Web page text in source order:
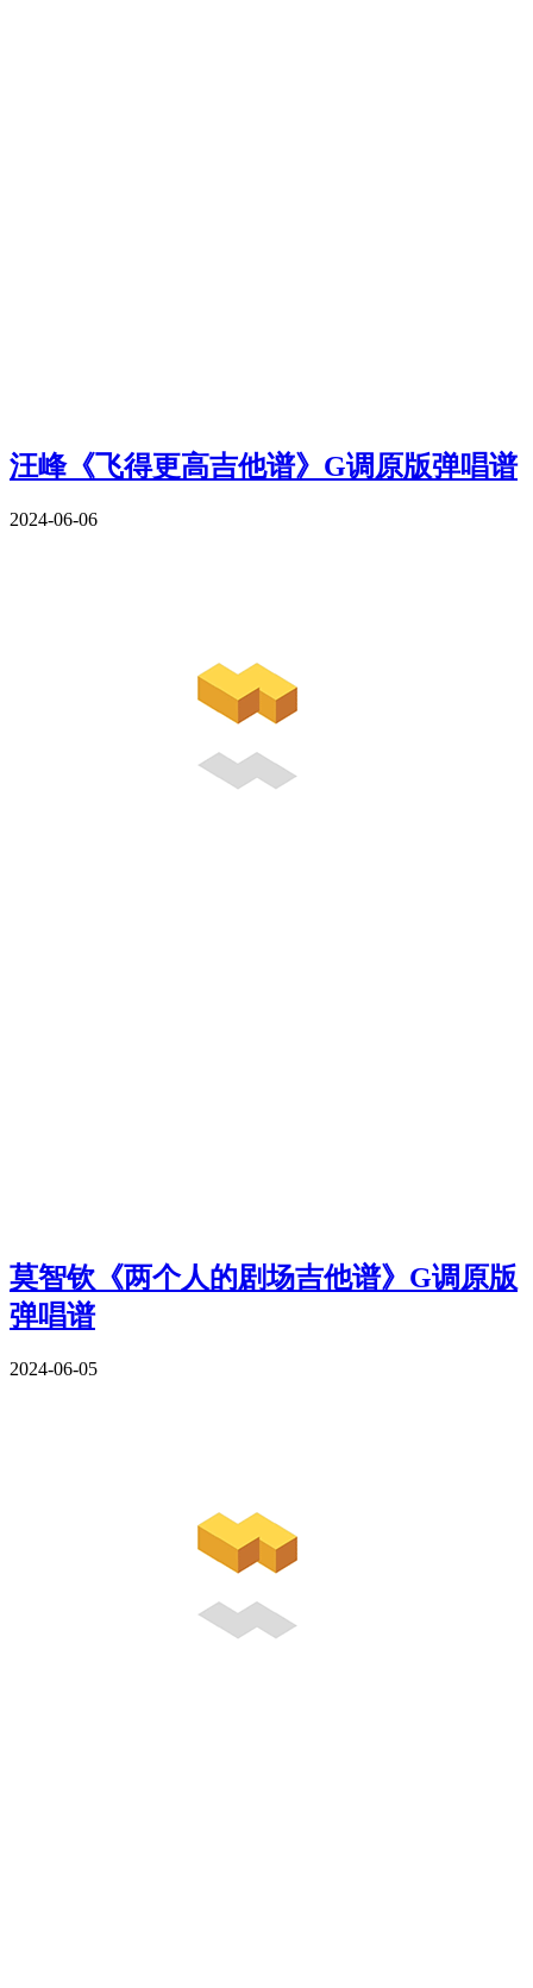
汪峰《飞得更高吉他谱》G调原版弹唱谱
2024-06-06
莫智钦《两个人的剧场吉他谱》G调原版
弹唱谱
2024-06-05